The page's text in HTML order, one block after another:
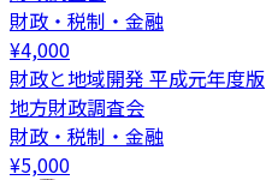
財政・税制・金融
¥4,000
財政と地域開発 平成元年度版
地方財政調査会
財政・税制・金融
¥5,000